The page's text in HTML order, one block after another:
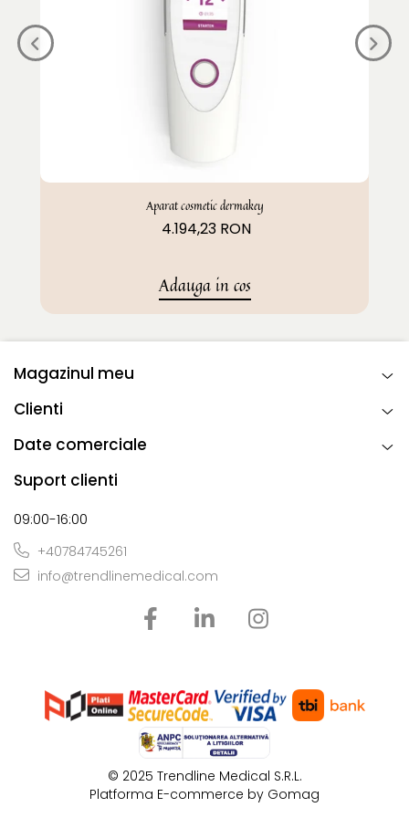
Aparat cosmetic dermakey
4.194,23 RON
Adauga in cos
Magazinul meu
Clienti
Date comerciale
Suport clienti
09:00-16:00
+40784745261
info@trendlinemedical.com
© 2025 Tr​endline Medical S.R.L.
Platforma E-commerce by Gomag